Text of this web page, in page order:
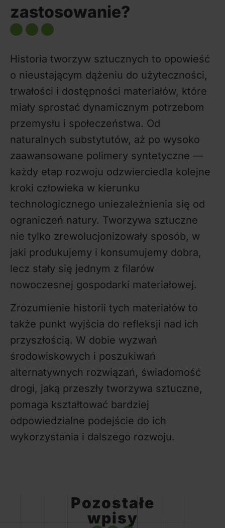
zastosowanie?
Historia tworzyw sztucznych to opowieść
o nieustającym dążeniu do użyteczności,
trwałości i dostępności materiałów, które
miały sprostać dynamicznym potrzebom
przemysłu i społeczeństwa. Od
naturalnych substytutów, aż po wysoko
zaawansowane polimery syntetyczne —
każdy etap rozwoju odzwierciedla kolejne
kroki człowieka w kierunku
technologicznego uniezależnienia się od
ograniczeń natury. Tworzywa sztuczne
nie tylko zrewolucjonizowały sposób, w
jaki produkujemy i konsumujemy dobra,
lecz stały się jednym z filarów
nowoczesnej gospodarki materiałowej.
Zrozumienie historii tych materiałów to
także punkt wyjścia do refleksji nad ich
przyszłością. W dobie wyzwań
środowiskowych i poszukiwań
alternatywnych rozwiązań, świadomość
drogi, jaką przeszły tworzywa sztuczne,
pomaga kształtować bardziej
odpowiedzialne podejście do ich
wykorzystania i dalszego rozwoju.
Pozostałe
wpisy